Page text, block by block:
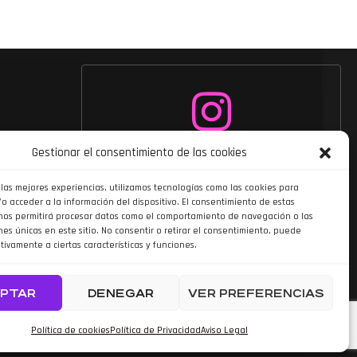
Gestionar el consentimiento de las cookies
mejores experiencias, utilizamos tecnologías como las cookies para
acceder a la información del dispositivo. El consentimiento de estas
permitirá procesar datos como el comportamiento de navegación o las
únicas en este sitio. No consentir o retirar el consentimiento, puede
a ciertas características y funciones.
DENEGAR VER PREFERENCIAS
Política de cookiesPolítica de PrivacidadAviso Legal
Siguenos en
por TOOOLS